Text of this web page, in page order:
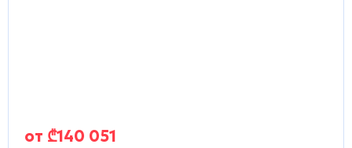
от ₾140 051